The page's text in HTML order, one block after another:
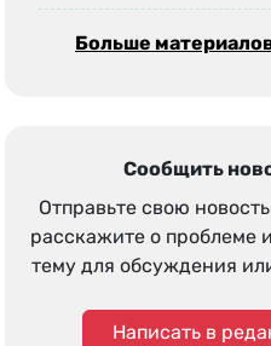
Больше
Сообщить
Отправьте свою
расскажите о проблеме
тему для обсуждения
Написать в